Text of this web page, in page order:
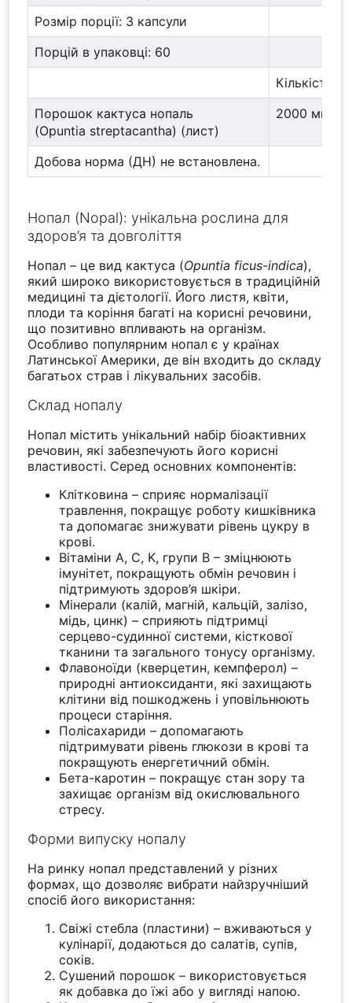
Розмір порції: 3 капсули
Порцій в упаковці: 60
Кількість
Порошок кактуса нопаль
(Opuntia streptacantha) (лист)
2000 мг
Добова норма (ДН) не встановлена.
Нопал (Nopal): унікальна рослина для
здоров’я та довголіття
Нопал – це вид кактуса (Opuntia ficus-indica),
який широко використовується в традиційній
медицині та дієтології. Його листя, квіти,
плоди та коріння багаті на корисні речовини,
що позитивно впливають на організм.
Особливо популярним нопал є у країнах
Латинської Америки, де він входить до складу
багатьох страв і лікувальних засобів.
Склад нопалу
Нопал містить унікальний набір біоактивних
речовин, які забезпечують його корисні
властивості. Серед основних компонентів:
Клітковина – сприяє нормалізації
травлення, покращує роботу кишківника
та допомагає знижувати рівень цукру в
крові.
Вітаміни A, C, K, групи B – зміцнюють
імунітет, покращують обмін речовин і
підтримують здоров’я шкіри.
Мінерали (калій, магній, кальцій, залізо,
мідь, цинк) – сприяють підтримці
серцево-судинної системи, кісткової
тканини та загального тонусу організму.
Флавоноїди (кверцетин, кемпферол) –
природні антиоксиданти, які захищають
клітини від пошкоджень і уповільнюють
процеси старіння.
Полісахариди – допомагають
підтримувати рівень глюкози в крові та
покращують енергетичний обмін.
Бета-каротин – покращує стан зору та
захищає організм від окислювального
стресу.
Форми випуску нопалу
На ринку нопал представлений у різних
формах, що дозволяє вибрати найзручніший
спосіб його використання:
Свіжі стебла (пластини) – вживаються у
кулінарії, додаються до салатів, супів,
соків.
Сушений порошок – використовується
як добавка до їжі або у вигляді напою.